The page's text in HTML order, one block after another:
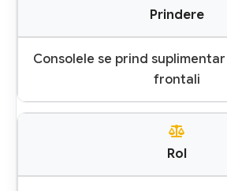
Prindere
Consolele se prind
frontali
Rol